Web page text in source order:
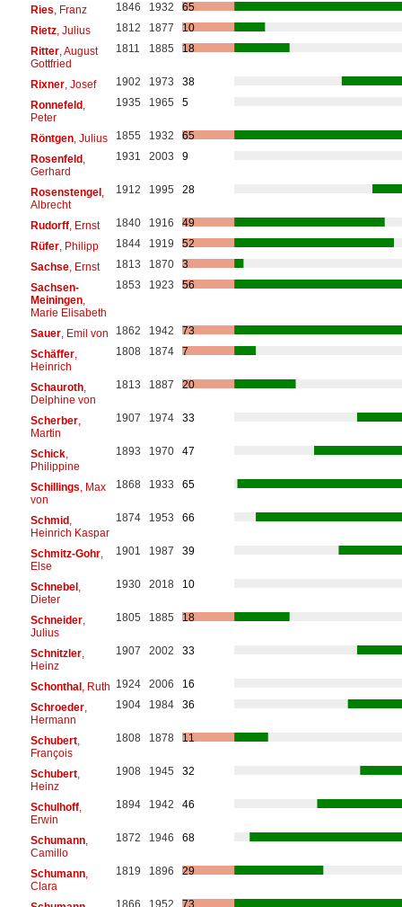
Ries, Franz 1846 1932
65
Rietz, Julius 1812 1877
10
Ritter, August
Gottfried
1811 1885 18
Rixner, Josef 1902 1973
38
Ronnefeld ,
Peter
1935 1965 5
Röntgen, Julius 1855 1932
65
Rosenfeld ,
Gerhard
1931 2003 9
Rosenstengel ,
Albrecht
1912 1995 28
Rudorff, Ernst 1840 1916
49
Rüfer, Philipp 1844 1919
52
Sachse, Ernst 1813 1870
3
Sachsen-
Meiningen,
Marie Elisabeth
1853 1923 56
Sauer, Emil von 1862 1942
73
Schäffer,
Heinrich
1808 1874 7
Schauroth,
Delphine von
1813 1887 20
Scherber,
Martin
1907 1974 33
Schick,
Philippine
1893 1970 47
Schillings, Max
von
1868 1933 65
Schmid ,
Heinrich Kaspar
1874 1953 66
Schmitz-Gohr,
Else
1901 1987 39
Schnebel ,
Dieter
1930 2018 10
Schneider,
Julius
1805 1885 18
Schnitzler,
Heinz
1907 2002 33
Schonthal , Ruth 1924 2006
16
Schroeder,
Hermann
1904 1984 36
Schubert,
François
1808 1878 11
Schubert,
Heinz
1908 1945 32
Schulhoff,
Erwin
1894 1942 46
Schumann,
Camillo
1872 1946 68
Schumann,
Clara
1819 1896 29